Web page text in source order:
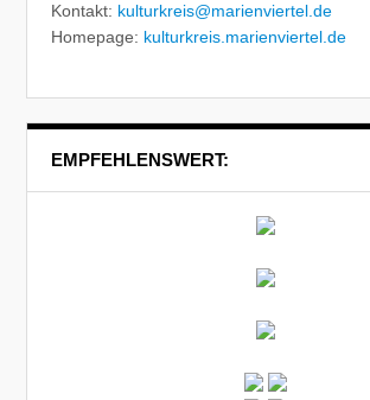
Kontakt: kulturkreis@marienviertel.de
Homepage: kulturkreis.marienviertel.de
EMPFEHLENSWERT: